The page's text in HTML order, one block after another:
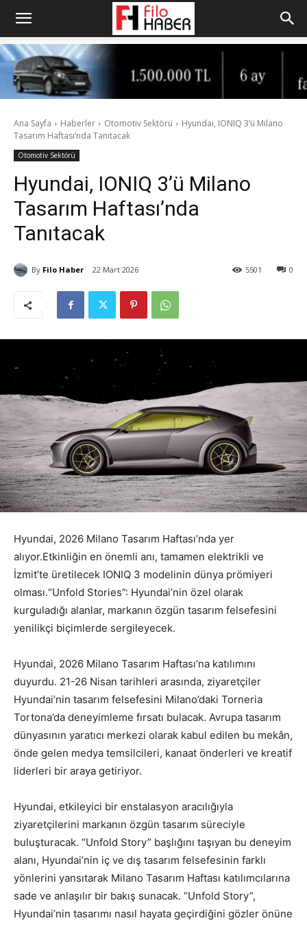
Ana Sayfa Haberler Otomotiv Sektörü
Hyundai, IONIQ 3’ü Milano
Tasarım Haftası’nda Tanıtacak
Otomotiv Sektörü
Hyundai, IONIQ 3’ü Milano
Tasarım Haftası’nda
Tanıtacak
By Filo Haber 22 Mart 2026 0
5501
Hyundai, 2026 Milano Tasarım Haftası’nda yer
alıyor.Etkinliğin en önemli anı, tamamen elektrikli ve
İzmit’te üretilecek IONIQ 3 modelinin dünya prömiyeri
olması.“Unfold Stories”: Hyundai’nin özel olarak
kurguladığı alanlar, markanın özgün tasarım felsefesini
yenilikçi biçimlerde sergileyecek.
Hyundai, 2026 Milano Tasarım Haftası’na katılımını
duyurdu. 21-26 Nisan tarihleri arasında, ziyaretçiler
Hyundai’nin tasarım felsefesini Milano’daki Torneria
Tortona’da deneyimleme fırsatı bulacak. Avrupa tasarım
dünyasının yaratıcı merkezi olarak kabul edilen bu mekân,
önde gelen medya temsilcileri, kanaat önderleri ve kreatif
liderleri bir araya getiriyor.
Hyundai, etkileyici bir enstalasyon aracılığıyla
ziyaretçilerini markanın özgün tasarım süreciyle
buluşturacak. “Unfold Story” başlığını taşıyan bu deneyim
alanı, Hyundai’nin iç ve dış tasarım felsefesinin farklı
yönlerini yansıtarak Milano Tasarım Haftası katılımcılarına
sade ve anlaşılır bir bakış sunacak. “Unfold Story”,
Hyundai’nin tasarımı nasıl hayata geçirdiğini gözler önüne